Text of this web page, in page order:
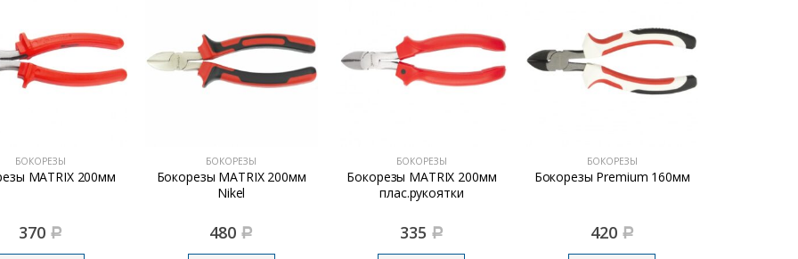
БОКОРЕЗЫ
MATRIX 200мм
370 Р
БОКОРЕЗЫ
Бокорезы MATRIX 200мм
Nikel
480 Р
БОКОРЕЗЫ
Бокорезы MATRIX 200мм
плас.рукоятки
335 Р
БОКОРЕЗЫ
Бокорезы Premium 160мм
420 Р